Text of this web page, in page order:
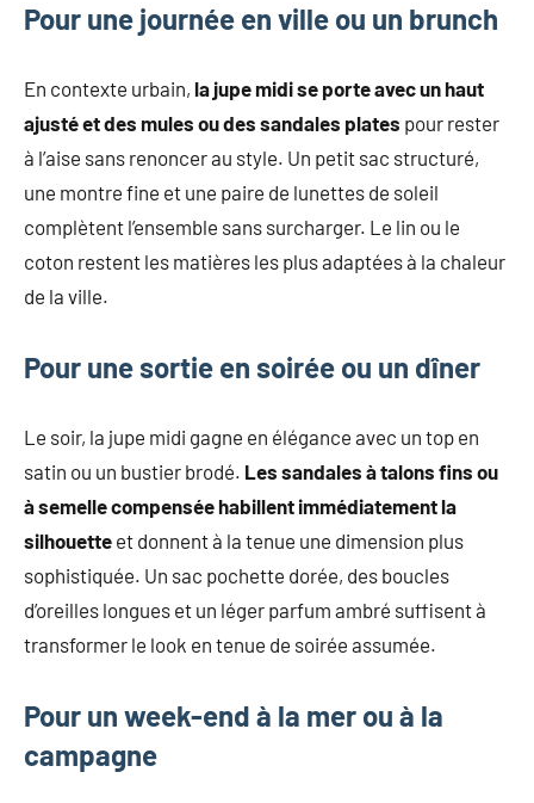
Pour une journée en ville ou un brunch
En contexte urbain, la jupe midi se porte avec un haut
ajusté et des mules ou des sandales plates pour rester
à l’aise sans renoncer au style. Un petit sac structuré,
une montre fine et une paire de lunettes de soleil
complètent l’ensemble sans surcharger. Le lin ou le
coton restent les matières les plus adaptées à la chaleur
de la ville.
Pour une sortie en soirée ou un dîner
Le soir, la jupe midi gagne en élégance avec un top en
satin ou un bustier brodé. Les sandales à talons fins ou
à semelle compensée habillent immédiatement la
silhouette et donnent à la tenue une dimension plus
sophistiquée. Un sac pochette dorée, des boucles
d’oreilles longues et un léger parfum ambré suffisent à
transformer le look en tenue de soirée assumée.
Pour un week-end à la mer ou à la
campagne